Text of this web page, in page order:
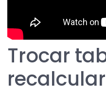
Trocar